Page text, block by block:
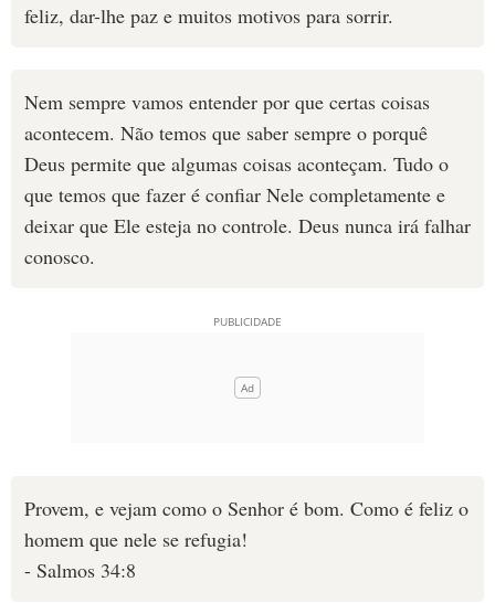
feliz, dar-lhe paz e muitos motivos para sorrir.
Nem sempre vamos entender por que certas coisas
acontecem. Não temos que saber sempre o porquê
Deus permite que algumas coisas aconteçam. Tudo o
que temos que fazer é confiar Nele completamente e
deixar que Ele esteja no controle. Deus nunca irá falhar
conosco.
Provem, e vejam como o Senhor é bom. Como é feliz o
homem que nele se refugia!
- Salmos 34:8